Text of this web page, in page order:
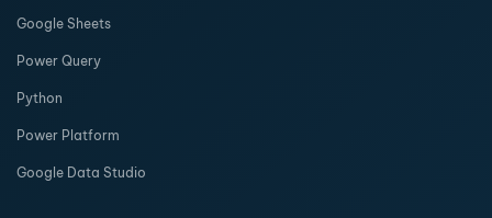
Google Sheets
Power Query
Python
Power Platform
Google Data Studio